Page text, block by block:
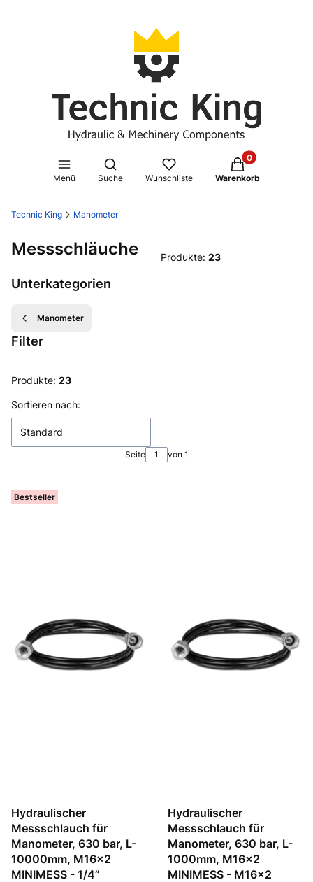
Menü
Suchmaschine öffnen
Suche Wunschliste
Produkte im
Warenkorb
Technic King Manometer
Messschläuche Produkte: 23
Unterkategorien
Manometer
Filter
Ende der Filter
Produkte: 23
Produktliste
Sortieren nach:
Standard
Seite von 1
Bestseller
Hydraulischer
Messschlauch für
Manometer, 630 bar, L-
10000mm, M16x2
MINIMESS - 1/4”
Hydraulischer
Messschlauch für
Manometer, 630 bar, L-
1000mm, M16x2
MINIMESS - M16x2